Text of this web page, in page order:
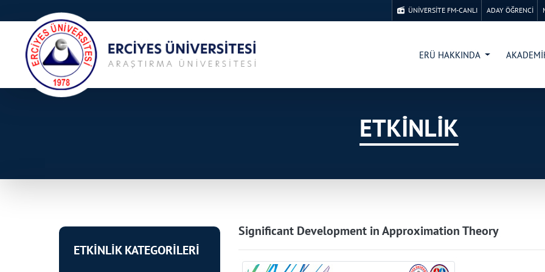
ÜNİVERSİTE FM-CANLI ADAY ÖĞRENCİ
ERÜ HAKKINDA
ETKİNLİK
ETKİNLİK KATEGORİLERİ
Significant Development in Approximation Theory